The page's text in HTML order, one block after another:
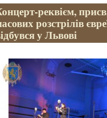
реквієм,
розстрілів
у Львові